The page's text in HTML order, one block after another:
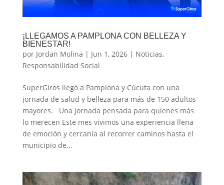
¡LLEGAMOS A PAMPLONA CON BELLEZA Y
BIENESTAR!
por Jordan Molina | Jun 1, 2026| Noticias,
Responsabilidad Social
SuperGiros llegó a Pamplona y Cúcuta con una
jornada de salud y belleza para más de 150 adultos
mayores. Una jornada pensada para quienes más
lo merecen Este mes vivimos una experiencia llena
de emoción y cercanía al recorrer caminos hasta el
municipio de...